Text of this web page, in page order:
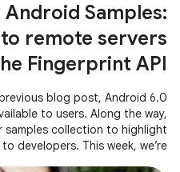
Android Samples:
remote servers
Fingerprint API
blog post, Android 6.0
to users. Along the way,
samples collection to highlight
developers. This week, we’re